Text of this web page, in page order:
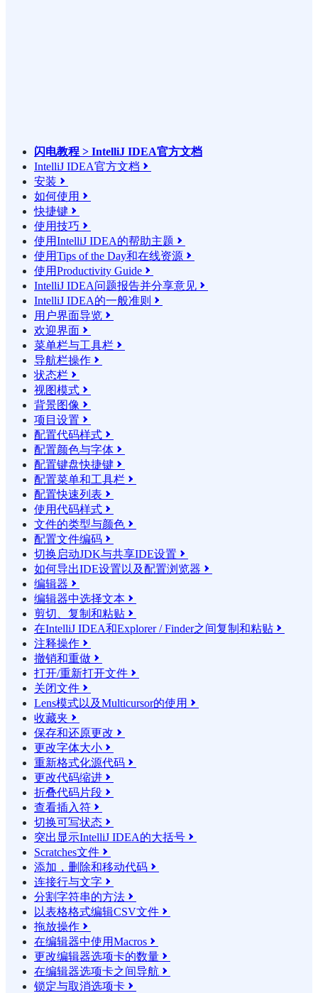
闪电教程 > IntelliJ IDEA官方文档
IntelliJ IDEA官方文档 
安装 
如何使用 
快捷键 
使用技巧 
使用IntelliJ IDEA的帮助主题 
使用Tips of the Day和在线资源 
使用Productivity Guide 
IntelliJ IDEA问题报告并分享意见 
IntelliJ IDEA的一般准则 
用户界面导览 
欢迎界面 
菜单栏与工具栏 
导航栏操作 
状态栏 
视图模式 
背景图像 
项目设置 
配置代码样式 
配置颜色与字体 
配置键盘快捷键 
配置菜单和工具栏 
配置快速列表 
使用代码样式 
文件的类型与颜色 
配置文件编码 
切换启动JDK与共享IDE设置 
如何导出IDE设置以及配置浏览器 
编辑器 
编辑器中选择文本 
剪切、复制和粘贴 
在IntelliJ IDEA和Explorer / Finder之间复制和粘贴 
注释操作 
撤销和重做 
打开/重新打开文件 
关闭文件 
Lens模式以及Multicursor的使用 
收藏夹 
保存和还原更改 
更改字体大小 
重新格式化源代码 
更改代码缩进 
折叠代码片段 
查看插入符 
切换可写状态 
突出显示IntelliJ IDEA的大括号 
Scratches文件 
添加，删除和移动代码 
连接行与文字 
分割字符串的方法 
以表格格式编辑CSV文件 
拖放操作 
在编辑器中使用Macros 
更改编辑器选项卡的数量 
在编辑器选项卡之间导航 
锁定与取消选项卡 